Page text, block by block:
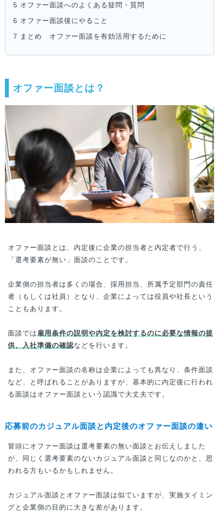
5 オファー面談へのよくある疑問・質問
6 オファー面談後にやること
7 まとめ オファー面談を有効活用するために
オファー面談とは？
オファー面談とは、内定後に企業の担当者と内定者で行う、
「選考要素が無い」面談のことです。
企業側の担当者は多くの場合、採用担当、所属予定部門の責任
者（もしくは社員）となり、企業によっては役員や社長という
こともあります。
面談では 雇用条件の説明や内定を検討するのに必要な情報の提
供、入社準備の確認などを行います。
また、オファー面談の名称は企業によっても異なり、条件面談
など、と呼ばれることがありますが、基本的に内定後に行われ
る面談はオファー面談という認識で大丈夫です。
応募前のカジュアル面談と内定後のオファー面談の違い
冒頭にオファー面談は選考要素の無い面談とお伝えしました
が、同じく選考要素のないカジュアル面談と同じなのかと、思
われる方もいるかもしれません。
カジュアル面談とオファー面談は似ていますが、実施タイミン
グと企業側の目的に大きな差があります。